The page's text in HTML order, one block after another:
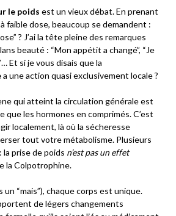
le poids est un vieux débat. En prenant
faible dose, beaucoup se demandent :
? J’ai la tête pleine des remarques
beauté : “Mon appétit a changé”, “Je
Et si je vous disais que la
a une action quasi exclusivement locale ?
qui atteint la circulation générale est
que les hormones en comprimés. C’est
localement, là où la sécheresse
tout votre métabolisme. Plusieurs
prise de poids n’est pas un effet
la Colpotrophine.
un “mais”), chaque corps est unique.
de légers changements